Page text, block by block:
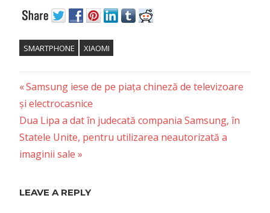
SMARTPHONE XIAOMI
Post
navigation
Previous
Post:
Samsung iese de pe piața chineză de televizoare
și electrocasnice
Next
Post:
Dua Lipa a dat în judecată compania Samsung, în
Statele Unite, pentru utilizarea neautorizată a
imaginii sale
LEAVE A REPLY